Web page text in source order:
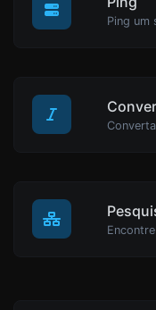
Ping um